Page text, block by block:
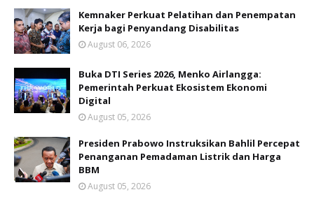
Kemnaker Perkuat Pelatihan dan Penempatan
Kerja bagi Penyandang Disabilitas
August 06, 2026
Buka DTI Series 2026, Menko Airlangga:
Pemerintah Perkuat Ekosistem Ekonomi
Digital
August 05, 2026
Presiden Prabowo Instruksikan Bahlil Percepat
Penanganan Pemadaman Listrik dan Harga
BBM
August 05, 2026